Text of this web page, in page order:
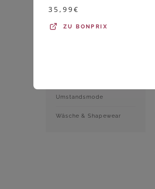
Umstandsmode
Wäsche & Shapewear
35,99€
ZUBONPRIX